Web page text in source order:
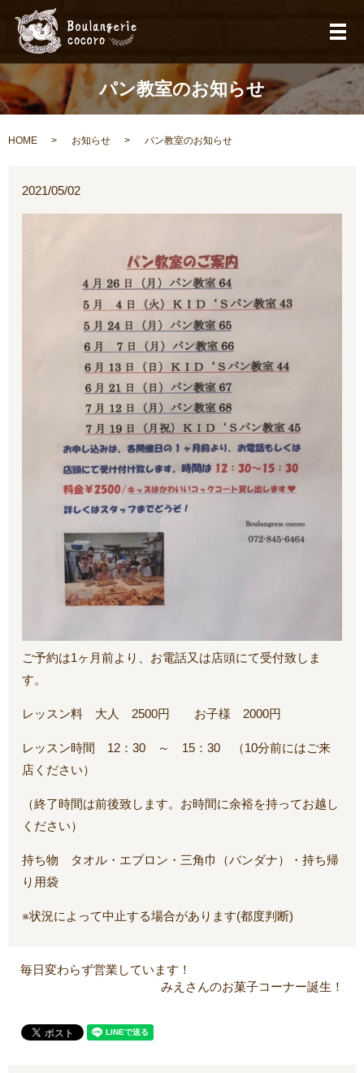
メ
パン教室のお知らせ
HOME お知らせ パン教室のお知らせ
2021/05/02
ご予約は1ヶ月前より、お電話又は店頭にて受付致しま
す。
レッスン料 大人 2500円 お子様 2000円
レッスン時間 12：30 ～ 15：30 （10分前にはご来
店ください）
（終了時間は前後致します。お時間に余裕を持ってお越し
ください）
持ち物 タオル・エプロン・三角巾（バンダナ）・持ち帰
り用袋
※状況によって中止する場合があります(都度判断)
毎日変わらず営業しています！
みえさんのお菓子コーナー誕生！